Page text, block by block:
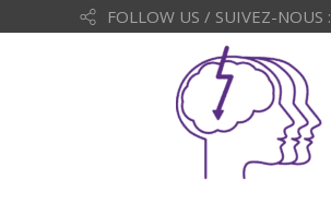
FOLLOW US / SUIVEZ-NOUS :